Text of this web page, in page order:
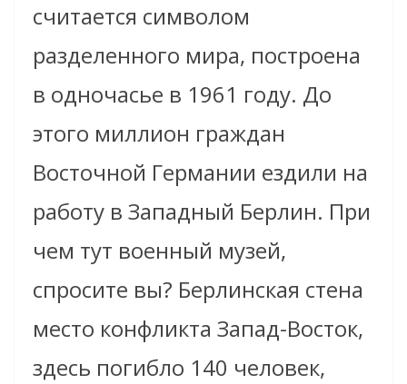
считается символом
разделенного мира, построена
в одночасье в 1961 году. До
этого миллион граждан
Восточной Германии ездили на
работу в Западный Берлин. При
чем тут военный музей,
спросите вы? Берлинская стена
место конфликта Запад-Восток,
здесь погибло 140 человек,